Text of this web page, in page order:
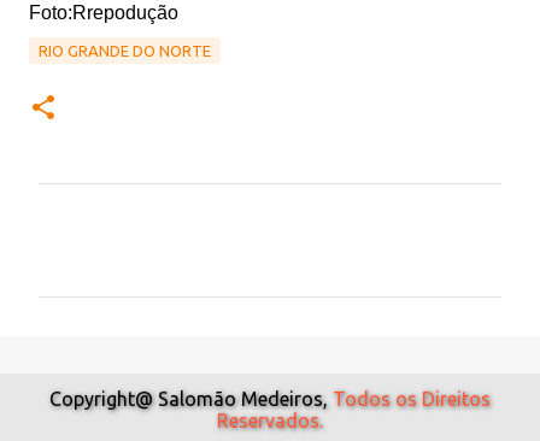
Foto:Rrepodução
RIO GRANDE DO NORTE
Copyright@ Salomão Medeiros, Todos os Direitos
Reservados.